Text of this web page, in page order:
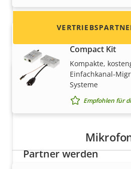
Compact Kit
Kompakte,
Einfachkanal-
Systeme
Empfohlen für
Partner werden